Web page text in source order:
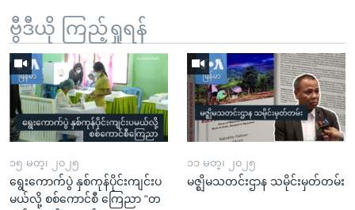
ဗွီဒီယို ကြည့်ရှုရန်
၁၅ မတ္၊ ၂၀၂၅
ရွေးကောက်ပွဲ နှစ်ကုန်ပိုင်းကျင်းပ
မယ်လို့ စစ်ကောင်စီ ကြေညာ “တ
၁၁ မတ္၊ ၂၀၂၅
မဇ္ဈိမသတင်းဌာန သမိုင်းမှတ်တမ်း